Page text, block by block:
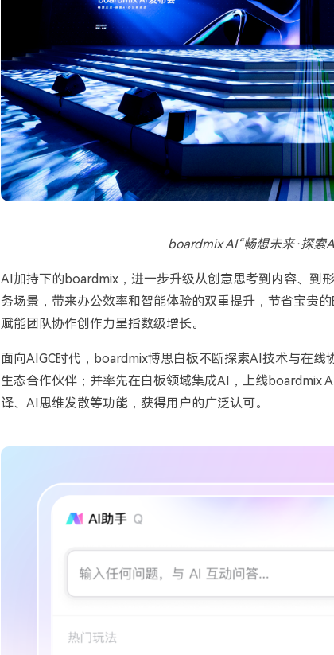
boardmix AI“畅想未来·探索
AI加持下的 boardmix ，进一步升级从创意思考到内容、到
务场景，带来办公效率和智能体验的双重提升，节省宝贵
赋能团队协作创作力呈指数级增长。
面向AIGC时代， boardmix博思白板不断探索AI技术与在线
生态合作伙伴；并率先在白板领域集成AI ，上线boardmix
译、 AI思维发散等功能，获得用户的广泛认可。